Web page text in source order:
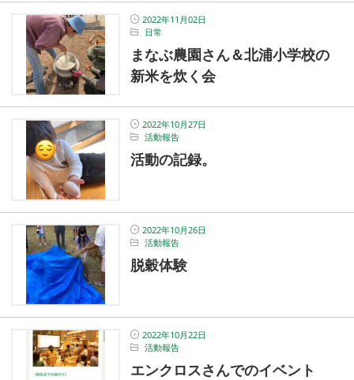
2022年11月02日
日常
まなぶ農園さん＆北浦小学校の
新米を炊く会
2022年10月27日
活動報告
活動の記録。
2022年10月26日
活動報告
脱穀体験
2022年10月22日
活動報告
エンクロスさんでのイベント